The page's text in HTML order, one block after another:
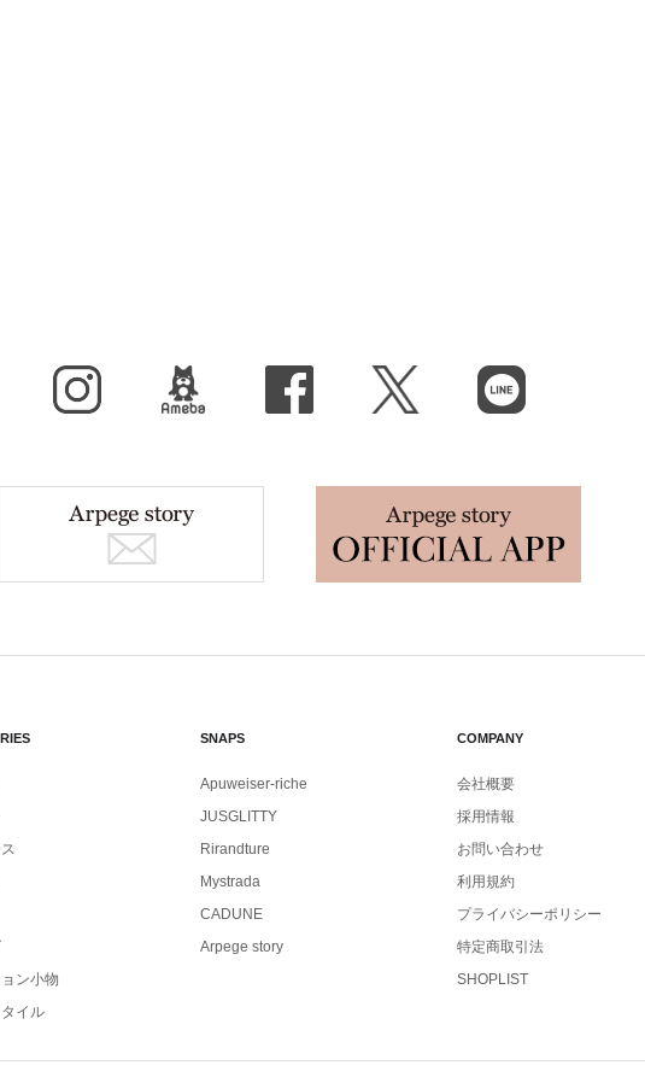
X（旧Twitter）
ン小物
イル
SNAPS
Apuweiser-riche
JUSGLITTY
Rirandture
Mystrada
CADUNE
Arpege story
COMPANY
会社概要
採用情報
お問い合わせ
利用規約
プライバシーポリシー
特定商取引法
SHOPLIST